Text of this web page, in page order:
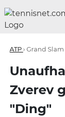
ATP› Grand Slam
Zverev
"Ding"